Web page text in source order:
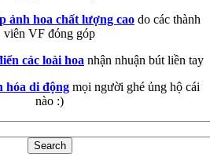
ảnh hoa chất lượng cao do các thành
viên VF đóng góp
các loài hoa nhận nhuận bút liền tay
hóa di động mọi người ghé ủng hộ cái
nào :)